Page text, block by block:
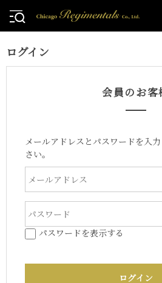
ログイン
会員のお客
メールアドレスとパスワードを入
さい。
パスワードを表示する